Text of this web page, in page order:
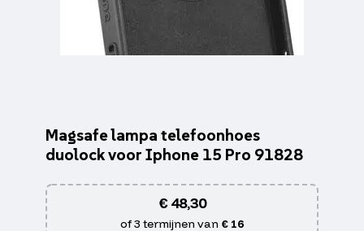
Magsafe lampa telefoonhoes
duolock voor Iphone 15 Pro 91828
€48,30
of 3 termijnen van € 16